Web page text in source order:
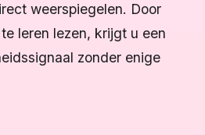
weerspiegelen. Door
leren lezen, krijgt u een
zonder enige